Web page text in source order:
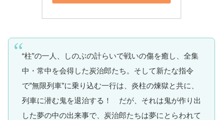
“柱”の一人、しのぶの計らいで戦いの傷を癒し、全集
中・常中を会得した炭治郎たち。そして新たな指令
で”無限列車”に乗り込む一行は、炎柱の煉獄と共に、
列車に潜む鬼を退治する！ だが、それは鬼が作り出
した夢の中の出来事で、炭治郎たちは夢にとらわれて